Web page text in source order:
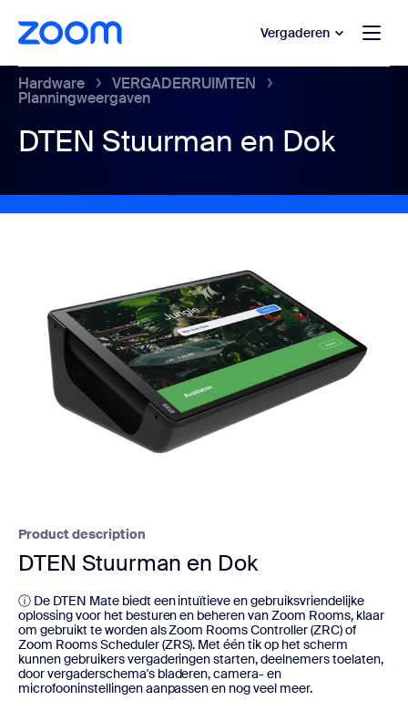
hoofdinhoud gaan
naar hulp via chat Vergaderen
Hardware VERGADERRUIMTEN
Planningweergaven
DTEN Stuurman en Dok
Product description
DTEN Stuurman en Dok
ⓘ De DTEN Mate biedt een intuïtieve en gebruiksvriendelijke
oplossing voor het besturen en beheren van Zoom Rooms, klaar
om gebruikt te worden als Zoom Rooms Controller (ZRC) of
Zoom Rooms Scheduler (ZRS). Met één tik op het scherm
kunnen gebruikers vergaderingen starten, deelnemers toelaten,
door vergaderschema's bladeren, camera- en
microfooninstellingen aanpassen en nog veel meer.